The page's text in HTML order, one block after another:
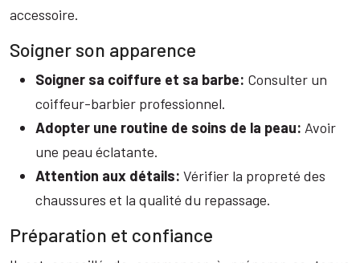
accessoire.
Soigner son apparence
Soigner sa coiffure et sa barbe: Consulter un
coiffeur-barbier professionnel.
Adopter une routine de soins de la peau: Avoir
une peau éclatante.
Attention aux détails: Vérifier la propreté des
chaussures et la qualité du repassage.
Préparation et confiance